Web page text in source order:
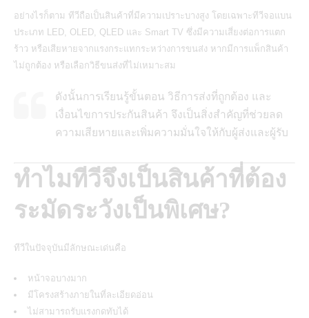
อย่างไรก็ตาม ทีวีถือเป็นสินค้าที่มีความเปราะบางสูง โดยเฉพาะทีวีจอแบน
ประเภท LED, OLED, QLED และ Smart TV ซึ่งมีความเสี่ยงต่อการแตก
ร้าว หรือเสียหายจากแรงกระแทกระหว่างการขนส่ง หากมีการแพ็กสินค้า
ไม่ถูกต้อง หรือเลือกวิธีขนส่งที่ไม่เหมาะสม
ดังนั้นการเรียนรู้ขั้นตอน วิธีการส่งที่ถูกต้อง และ
เงื่อนไขการประกันสินค้า จึงเป็นสิ่งสำคัญที่ช่วยลด
ความเสียหายและเพิ่มความมั่นใจให้กับผู้ส่งและผู้รับ
ทำไมทีวีจึงเป็นสินค้าที่ต้อง
ระมัดระวังเป็นพิเศษ?
ทีวีในปัจจุบันมีลักษณะเด่นคือ
หน้าจอบางมาก
มีโครงสร้างภายในที่ละเอียดอ่อน
ไม่สามารถรับแรงกดทับได้